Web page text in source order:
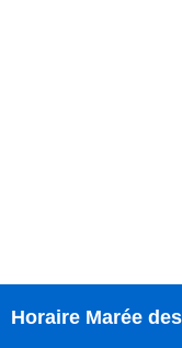
Horaire Marée